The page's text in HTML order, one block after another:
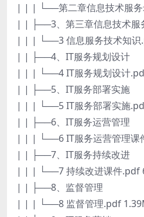
| | | └──第二章信息技术服务
| | ├──3、第三章信息技术服
| | | └──3 信息服务技术知识
| | ├──4、IT服务规划设计
| | | └──4 IT服务规划设计
| | ├──5、IT服务部署实施
| | | └──5 IT服务部署实施
| | ├──6、IT服务运营管理
| | | └──6 IT服务运营管理课
| | ├──7、IT服务持续改进
| | | └──7 持续改进课件.pdf
| | ├──8、监督管理
| | | └──8 监督管理.pdf